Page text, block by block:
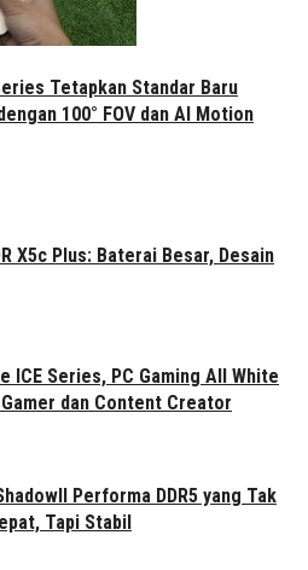
Tetapkan Standar Baru
100° FOV dan AI Motion
X5c Plus: Baterai Besar, Desain
ICE Series, PC Gaming All White
dan Content Creator
Performa DDR5 yang Tak
Tapi Stabil